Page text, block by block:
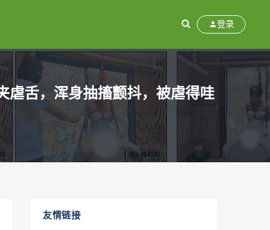
登录
虐舌，浑身抽搐颤抖，被虐得哇
友情链接